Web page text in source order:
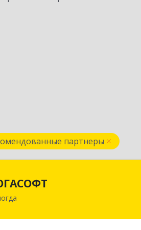
партнеры
Вологодская обл, Вологда г,